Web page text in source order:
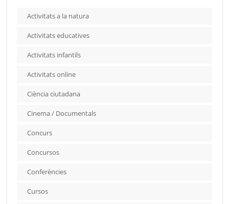
Activitats a la natura
Activitats educatives
Activitats infantils
Activitats online
Ciència ciutadana
Cinema / Documentals
Concurs
Concursos
Conferències
Cursos